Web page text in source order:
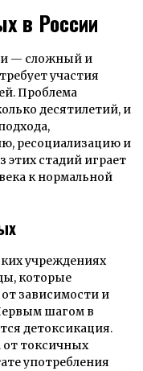
в России
— сложный и
участия
Проблема
десятилетий, и
ресоциализацию и
стадий играет
к нормальной
учреждениях
которые
зависимости и
шагом в
детоксикация.
от токсичных
употребления